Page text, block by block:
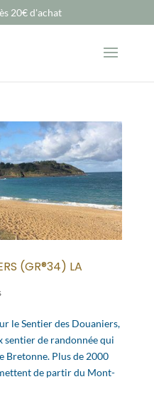
20€ d'achat
(GR®34) LA
le Sentier des Douaniers,
sentier de randonnée qui
Bretonne. Plus de 2000
de partir du Mont-